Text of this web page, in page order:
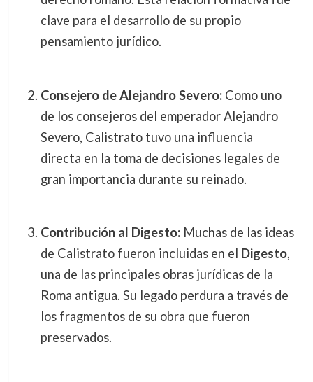
clave para el desarrollo de su propio
pensamiento jurídico.
Consejero de Alejandro Severo:Como uno
de los consejeros del emperador Alejandro
Severo, Calistrato tuvo una influencia
directa en la toma de decisiones legales de
gran importancia durante su reinado.
Contribución al Digesto:Muchas de las ideas
de Calistrato fueron incluidas en el Digesto,
una de las principales obras jurídicas de la
Roma antigua. Su legado perdura a través de
los fragmentos de su obra que fueron
preservados.